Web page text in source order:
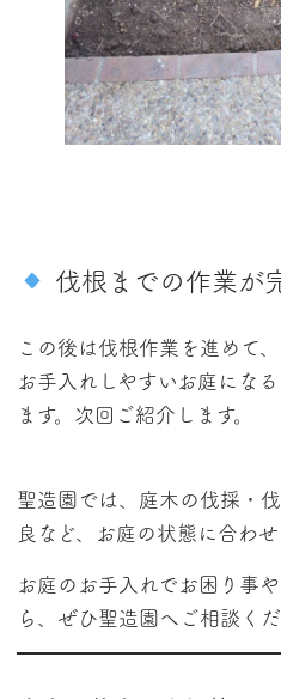
伐根までの作業が
この後は伐根作業を進めて
お手入れしやすいお庭にな
ます。次回ご紹介します。
聖造園では、庭木の伐採・
良など、お庭の状態に合わ
お庭のお手入れでお困り事
ら、ぜひ聖造園へご相談くだ